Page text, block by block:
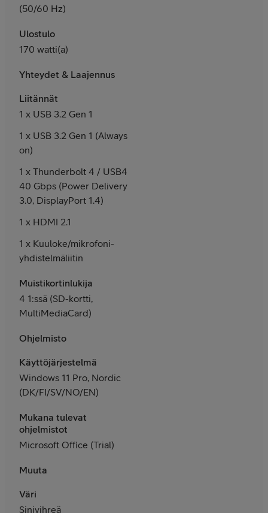
(50/60 Hz)
Ulostulo
170 watti(a)
Yhteydet & Laajennus
Liitännät
1 x USB 3.2 Gen 1
1 x USB 3.2 Gen 1 (Always
on)
1 x Thunderbolt 4 / USB4
40 Gbps (Power Delivery
3.0, DisplayPort 1.4)
1 x HDMI 2.1
1 x Kuuloke/mikrofoni-
yhdistelmäliitin
Muistikortinlukija
4 1:ssä (SD-kortti,
MultiMediaCard)
Ohjelmisto
Käyttöjärjestelmä
Windows 11 Pro, Nordic
(DK/FI/SV/NO/EN)
Mukana tulevat
ohjelmistot
Microsoft Office (Trial)
Muuta
Väri
Sinivihreä